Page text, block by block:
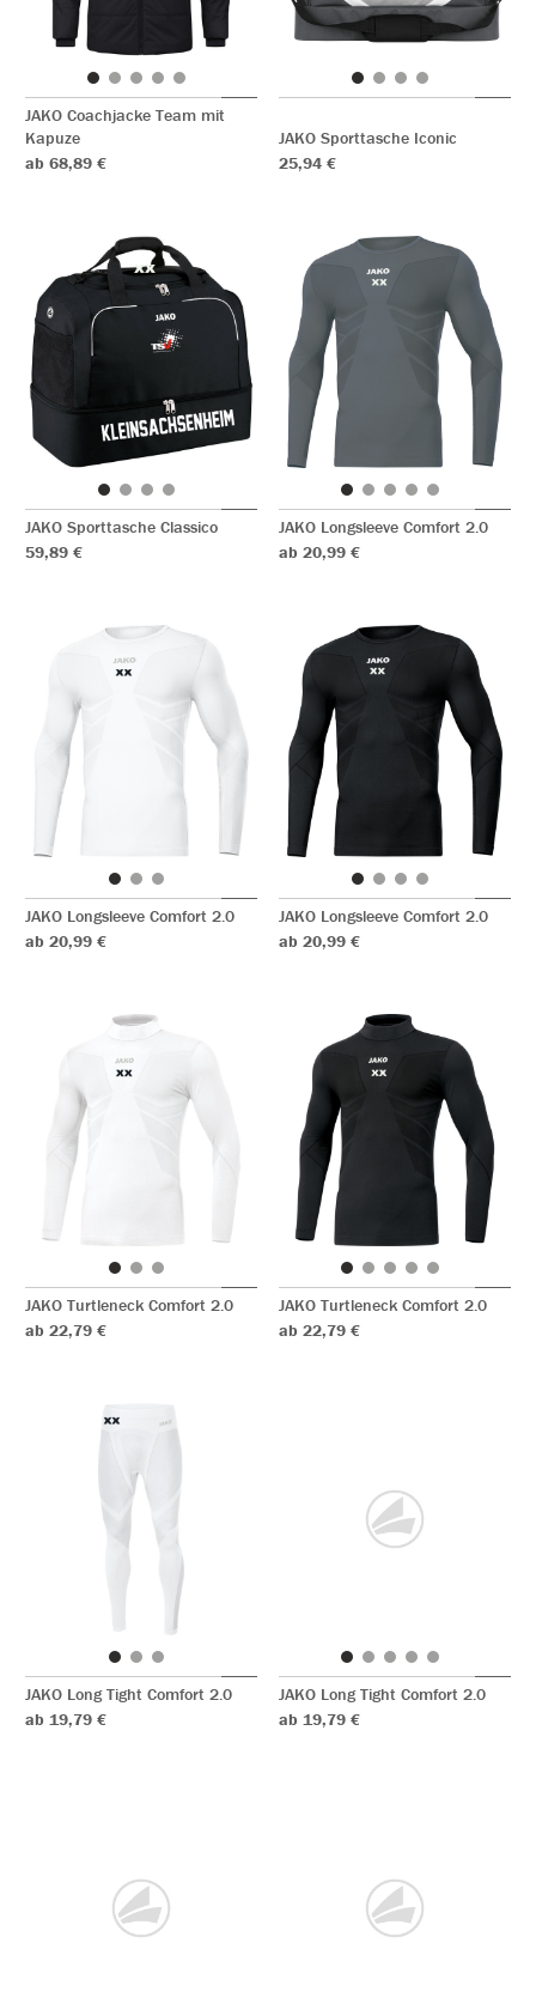
JAKO Coachjacke Team mit
Kapuze
ab 68,89 €
JAKO Sporttasche Iconic
25,94 €
JAKO Sporttasche Classico
59,89 €
JAKO Longsleeve Comfort 2.0
ab 20,99 €
JAKO Longsleeve Comfort 2.0
ab 20,99 €
JAKO Longsleeve Comfort 2.0
ab 20,99 €
JAKO Turtleneck Comfort 2.0
ab 22,79 €
JAKO Turtleneck Comfort 2.0
ab 22,79 €
JAKO Long Tight Comfort 2.0
ab 19,79 €
JAKO Long Tight Comfort 2.0
ab 19,79 €